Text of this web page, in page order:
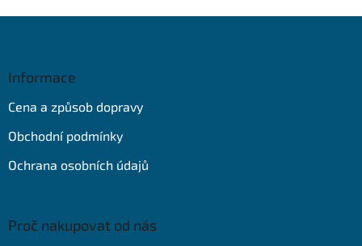
Informace
Cena a způsob dopravy
Obchodní podmínky
Ochrana osobních údajů
Proč nakupovat od nás